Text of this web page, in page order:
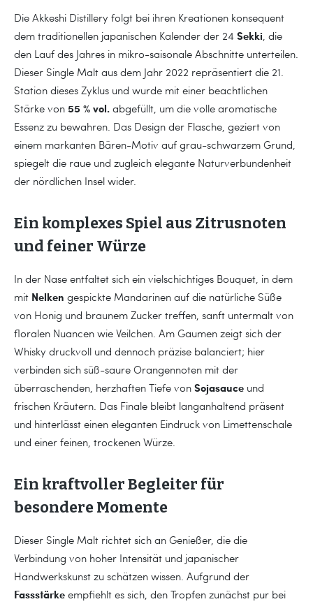
Die Akkeshi Distillery folgt bei ihren Kreationen konsequent
dem traditionellen japanischen Kalender der 24 Sekki , die
den Lauf des Jahres in mikro-saisonale Abschnitte unterteilen.
Dieser Single Malt aus dem Jahr 2022 repräsentiert die 21.
Station dieses Zyklus und wurde mit einer beachtlichen
Stärke von 55 % vol. abgefüllt, um die volle aromatische
Essenz zu bewahren. Das Design der Flasche, geziert von
einem markanten Bären-Motiv auf grau-schwarzem Grund,
spiegelt die raue und zugleich elegante Naturverbundenheit
der nördlichen Insel wider.
Ein komplexes Spiel aus Zitrusnoten
und feiner Würze
In der Nase entfaltet sich ein vielschichtiges Bouquet, in dem
mit Nelken gespickte Mandarinen auf die natürliche Süße
von Honig und braunem Zucker treffen, sanft untermalt von
floralen Nuancen wie Veilchen. Am Gaumen zeigt sich der
Whisky druckvoll und dennoch präzise balanciert; hier
verbinden sich süß-saure Orangennoten mit der
überraschenden, herzhaften Tiefe von Sojasauce und
frischen Kräutern. Das Finale bleibt langanhaltend präsent
und hinterlässt einen eleganten Eindruck von Limettenschale
und einer feinen, trockenen Würze.
Ein kraftvoller Begleiter für
besondere Momente
Dieser Single Malt richtet sich an Genießer, die die
Verbindung von hoher Intensität und japanischer
Handwerkskunst zu schätzen wissen. Aufgrund der
Fassstärke empfiehlt es sich, den Tropfen zunächst pur bei